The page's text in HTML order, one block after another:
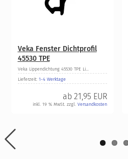
Veka Fenster Dichtprofil
45530 TPE
Veka Lippendichtung 45530 TPE Li...
Lieferzeit: 1-4 Werktage
ab 21,95 EUR
inkl. 19 % MwSt. zzgl. Versandkosten